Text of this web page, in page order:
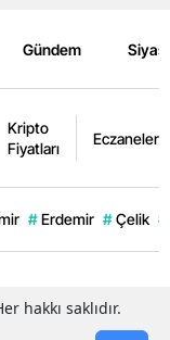
Gündem
Kripto
Fiyatları
Eczaneler
# Erdemir # Çelik #
hakkı saklıdır.